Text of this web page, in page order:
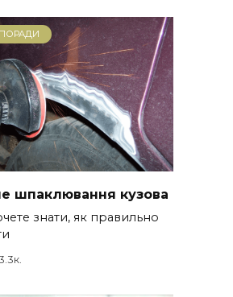
шпаклювання кузова
знати, як правильно